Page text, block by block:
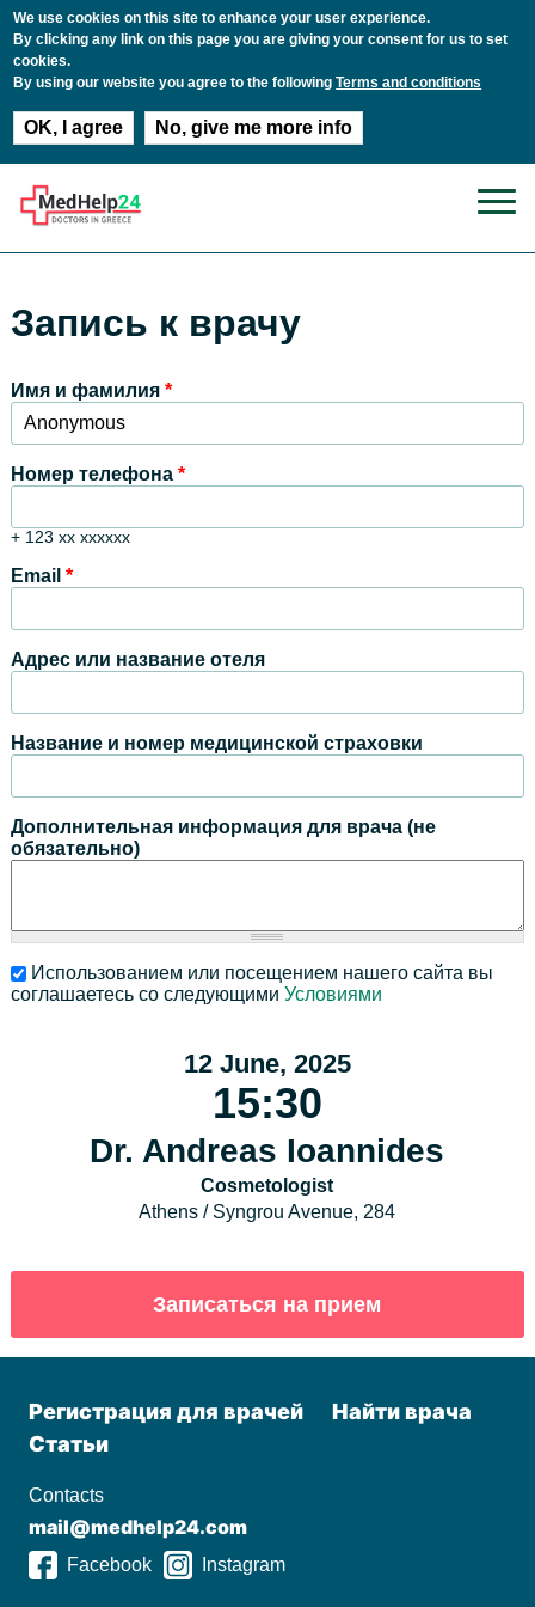
We use cookies on this site to enhance your user experience.
By clicking any link on this page you are giving your consent for us to set
cookies.
By using our website you agree to the followingTerms and conditions
OK, I agree No, give me more info
Запись к врачу
Имя и фамилия *
Номер телефона *
+ 123 xx xxxxxx
Email *
Адрес или название отеля
Название и номер медицинской страховки
Дополнительная информация для врача (не
обязательно)
Использованием или посещением нашего сайта вы
соглашаетесь со следующими Условиями
12 June, 2025
15:30
Dr. Andreas Ioannides
Cosmetologist
Athens / Syngrou Avenue, 284
Регистрация для врачей
Найти врача
Статьи
Contacts
mail@medhelp24.com
Facebook Instagram